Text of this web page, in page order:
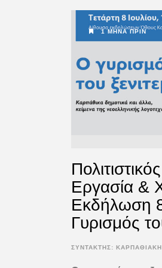
1 ΜΉΝΑ ΠΡΙΝ
Εργασία &
Εκδήλωση
Γυρισμός
ΣΥΝΤΆΚΤΗΣ: ΚΑΡΠΑΘΙΑΚΗ